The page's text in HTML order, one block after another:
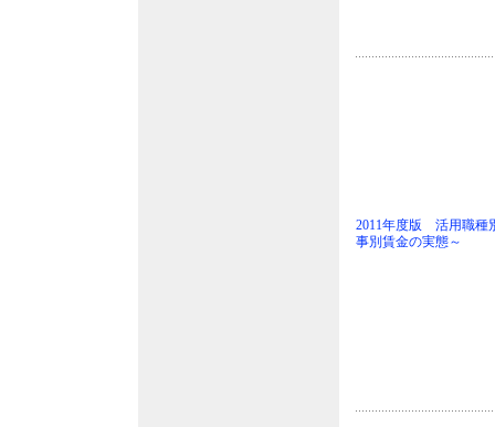
2011年度版 活用職種
事別賃金の実態～